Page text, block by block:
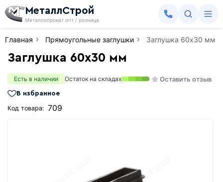
МеталлСтрой
Металлопрокат опт / розница
Главная Прямоугольные заглушки Заглушка 60х30 мм
Заглушка 60х30 мм
Есть в наличии Остаток на складах Оставить отзыв
В избранное
Код товара: 709